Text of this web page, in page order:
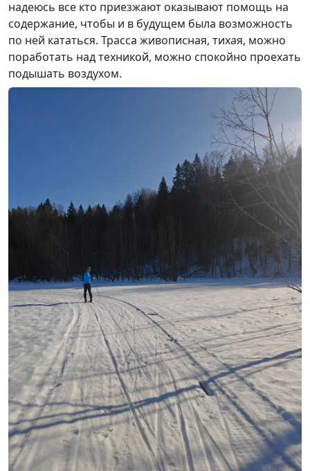
надеюсь все кто приезжают оказывают помощь на
содержание, чтобы и в будущем была возможность
по ней кататься. Трасса живописная, тихая, можно
поработать над техникой, можно спокойно проехать
подышать воздухом.